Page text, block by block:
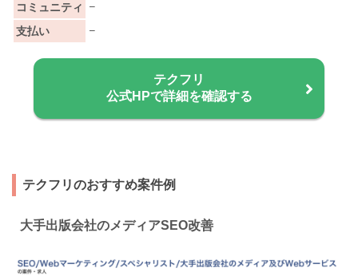
コミュニティ –
支払い –
テクフリ
公式HPで詳細を確認する
テクフリのおすすめ案件例
大手出版会社のメディアSEO改善